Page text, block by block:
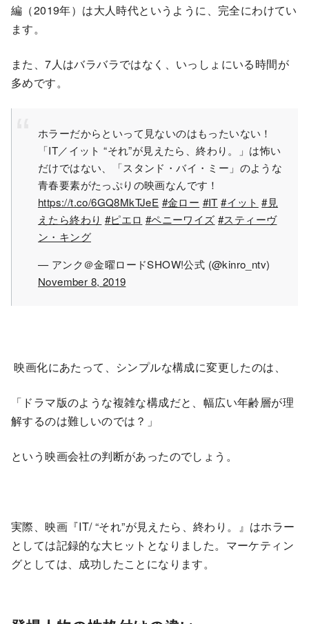
編（2019年）は大人時代というように、完全にわけてい
ます。
また、7人はバラバラではなく、いっしょにいる時間が
多めです。
ホラーだからといって見ないのはもったいない！
「IT／イット “それ”が見えたら、終わり。」は怖い
だけではない、「スタンド・バイ・ミー」のような
青春要素がたっぷりの映画なんです！
https://t.co/6GQ8MkTJeE #金ロー #IT #イット #見
えたら終わり #ピエロ #ペニーワイズ #スティーヴ
ン・キング
— アンク＠金曜ロードSHOW!公式 (@kinro_ntv)
November 8, 2019
映画化にあたって、シンプルな構成に変更したのは、
「ドラマ版のような複雑な構成だと、幅広い年齢層が理
解するのは難しいのでは？」
という映画会社の判断があったのでしょう。
実際、映画『IT/ “それ”が見えたら、終わり。』はホラー
としては記録的な大ヒットとなりました。マーケティン
グとしては、成功したことになります。